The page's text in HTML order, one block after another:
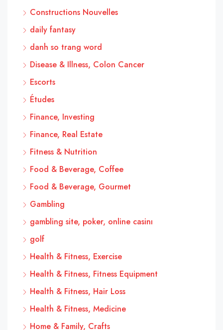
Constructions Nouvelles
daily fantasy
danh so trang word
Disease & Illness, Colon Cancer
Escorts
Études
Finance, Investing
Finance, Real Estate
Fitness & Nutrition
Food & Beverage, Coffee
Food & Beverage, Gourmet
Gambling
gambling site, poker, online casinı
golf
Health & Fitness, Exercise
Health & Fitness, Fitness Equipment
Health & Fitness, Hair Loss
Health & Fitness, Medicine
Home & Family, Crafts